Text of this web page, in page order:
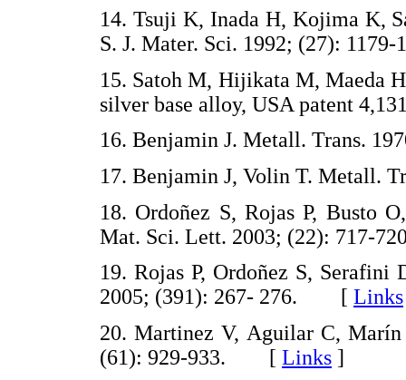
14. Tsuji K, Inada H, Kojima K,
S. J. Mater. Sci. 1992; (27):
15. Satoh M, Hijikata M, Maeda
silver base alloy, USA patent
16. Benjamin J. Metall. Trans.
17. Benjamin J, Volin T.
18. Ordoñez S, Rojas P, Busto
Mat. Sci. Lett. 2003; (22):
19. Rojas P, Ordoñez S,
2005; (391): 267- 276. [ Links
20. Martinez V, Aguilar C,
(61): 929-933. [ Links ]